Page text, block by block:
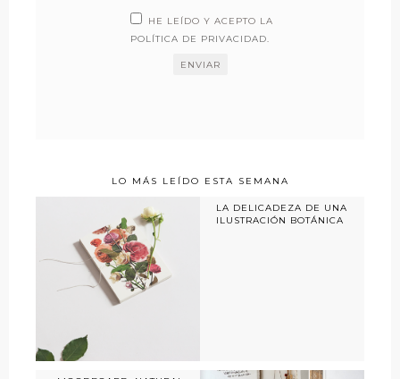
HE LEÍDO Y ACEPTO LA
POLÍTICA DE PRIVACIDAD.
LO MÁS LEÍDO ESTA SEMANA
LA DELICADEZA DE UNA
ILUSTRACIÓN BOTÁNICA